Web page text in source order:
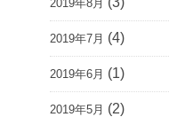
2019年8月
2019年7月 (4)
2019年6月 (1)
2019年5月 (2)